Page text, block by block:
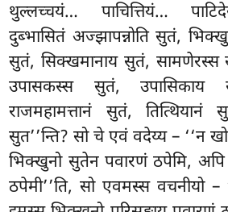
थुल्लच्चयं… पाचित्तियं…
दुब्भासितं अज्झापन्नोति सुतं,
सुतं, सिक्खमानाय सुतं, सामणेरस्स
उपासकस्स सुतं,
राजमहामत्तानं सुतं, तित्थियानं
सुत’’न्ति? सो चे एवं वदेय्य – ‘‘न
भिक्खुनो सुतेन पवारणं ठपेमि, अपि
ठपेमी’’ति, सो एवमस्स वचनीयो